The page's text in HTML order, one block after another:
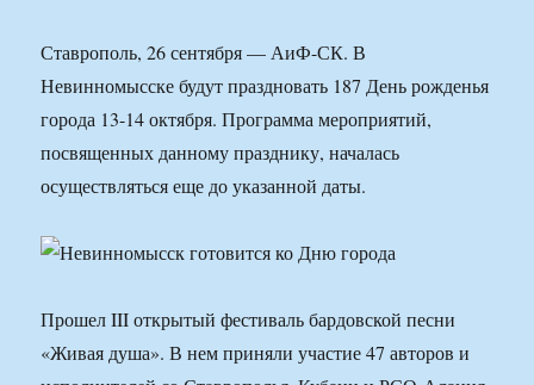
Ставрополь, 26 сентября — АиФ-СК. В
Невинномысске будут праздновать 187 День рожденья
города 13-14 октября. Программа мероприятий,
посвященных данному празднику, началась
осуществляться еще до указанной даты.
Прошел III открытый фестиваль бардовской песни
«Живая душа». В нем приняли участие 47 авторов и